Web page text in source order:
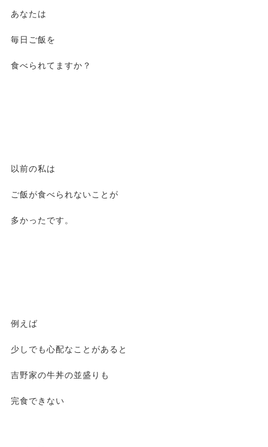
あなたは
毎日ご飯を
食べられてますか？
以前の私は
ご飯が食べられないことが
多かったです。
例えば
少しでも心配なことがあると
吉野家の牛丼の並盛りも
完食できない